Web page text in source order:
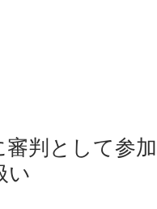
判として参
い